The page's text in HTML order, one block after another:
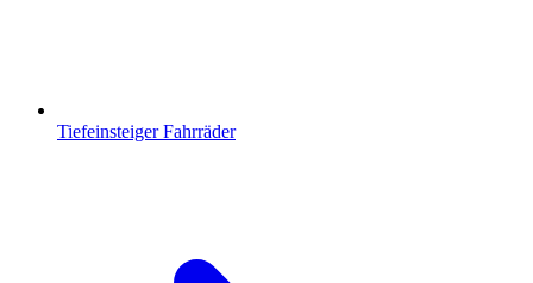
Tiefeinsteiger Fahrräder